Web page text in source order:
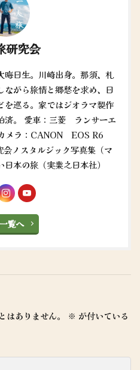
研究会
晦日生。川崎出身。那須、札
ながら旅情と郷愁を求め、日
を巡る。家ではジオラマ製作
済。 愛車：三菱 ランサーエ
メラ：CANON EOS R6
ノスタルジック写真集（マ
本の旅（実業之日本社）
覧へ
はありません。 ※ が付いている